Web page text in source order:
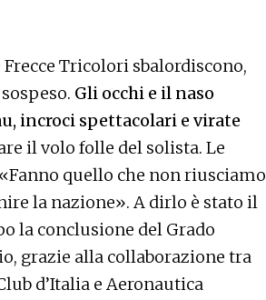
Tricolori sbalordiscono,
Gli occhi e il naso
incroci spettacolari e virate
il volo folle del solista. Le
quello che non riusciamo
la nazione». A dirlo è stato il
la conclusione del Grado
grazie alla collaborazione tra
d’Italia e Aeronautica